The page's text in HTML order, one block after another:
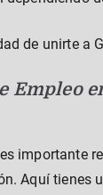
de unirte a
Empleo
importante
Aquí tienes